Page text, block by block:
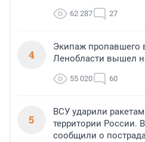
62 287 27
4
Экипаж пропавшего
Ленобласти вышел
55 020 60
5
ВСУ ударили
территории России.
сообщили о